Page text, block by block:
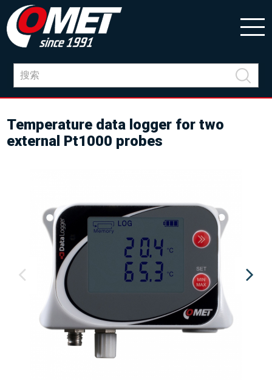
Temperature data logger for two
external Pt1000 probes